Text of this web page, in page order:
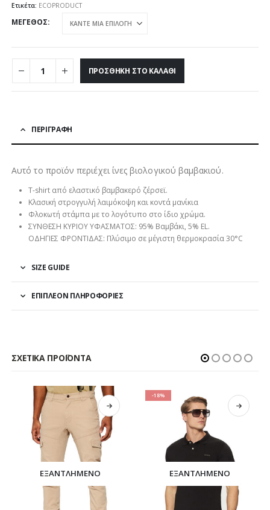
Ετικέτα: ECOPRODUCT
ΜΈΓΕΘΟΣ
ΠΡΟΣΘΉΚΗ ΣΤΟ ΚΑΛΆΘΙ
ΠΕΡΙΓΡΑΦΉ
Αυτό το προϊόν περιέχει ίνες βιολογικού βαμβακιού.
T-shirt από ελαστικό βαμβακερό ζέρσεϊ.
Κλασική στρογγυλή λαιμόκοψη και κοντά μανίκια
Φλοκωτή στάμπα με το λογότυπο στο ίδιο χρώμα.
ΣΥΝΘΕΣΗ ΚΥΡΙΟΥ ΥΦΑΣΜΑΤΟΣ: 95% Βαμβάκι, 5% EL.
ΟΔΗΓΙΕΣ ΦΡΟΝΤΙΔΑΣ: Πλύσιμο σε μέγιστη θερμοκρασία 30°C
SIZE GUIDE
ΕΠΙΠΛΈΟΝ ΠΛΗΡΟΦΟΡΊΕΣ
ΣΧΕΤΙΚΆ ΠΡΟΪΌΝΤΑ
ΕΞΑΝΤΛΗΜΈΝΟ
-18%
ΕΞΑΝΤΛΗΜΈΝΟ